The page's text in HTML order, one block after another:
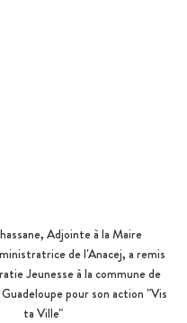
Adjointe à la Maire
de l'Anacej, a remis
Jeunesse à la commune de
pour son action "Vis
ta Ville"